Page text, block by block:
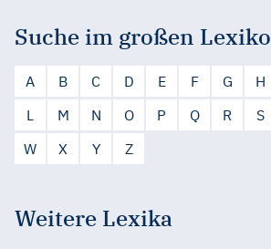
Suche im großen
A B C D E F G H
L
M N O P Q R S
W
X Y Z
Weitere Lexika